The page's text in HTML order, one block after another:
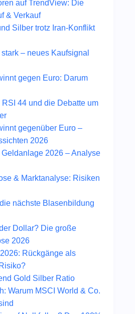
auf TrendView: Die
& Verkauf
Silber trotz Iran-Konflikt
– neues Kaufsignal
gegen Euro: Darum
44 und die Debatte um
gegenüber Euro –
2026
2026 – Analyse
& Marktanalyse: Risiken
nächste Blasenbildung
Dollar? Die große
2026
Rückgänge als
Gold Silber Ratio
Warum MSCI World & Co.